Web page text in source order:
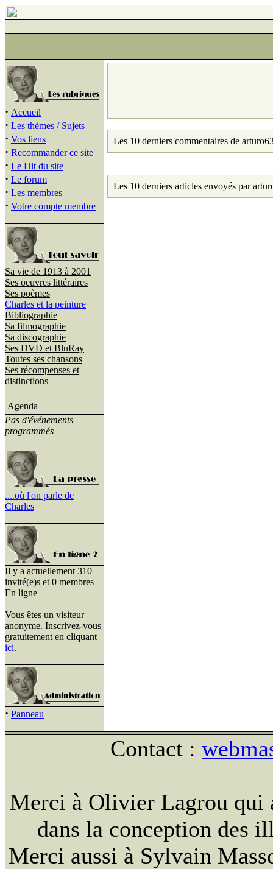
· Accueil
· Les thèmes / Sujets
· Vos liens
· Recommander ce site
· Le Hit du site
· Le forum
· Les membres
· Votre compte membre
Sa vie de 1913 à 2001
Ses oeuvres littéraires
Ses poèmes
Charles et la peinture
Bibliographie
Sa filmographie
Sa discographie
Ses DVD et BluRay
Toutes ses chansons
Ses récompenses et
distinctions
Agenda
Pas d'événements
programmés
....où l'on parle de
Charles
Il y a actuellement 310
invité(e)s et 0 membres
En ligne
Vous êtes un visiteur
anonyme. Inscrivez-vous
gratuitement en cliquant
ici.
· Panneau
Les 10 derniers commentaires de
Les 10 derniers articles envoyés par
Contact :
Merci à Olivier Lagrou qui
dans la conception des
Merci aussi à Sylvain